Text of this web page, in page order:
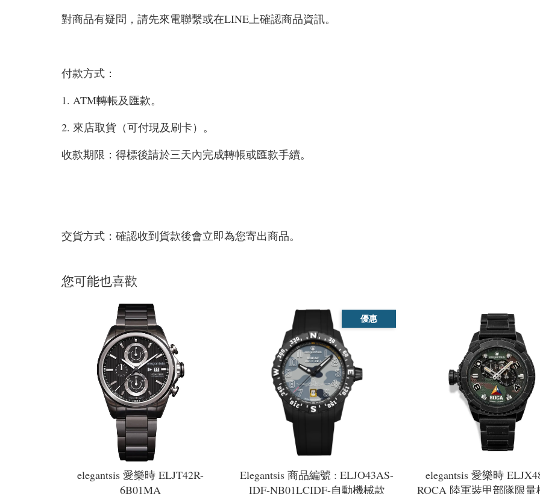
對商品有疑問，請先來電聯繫或在LINE上確認商品資訊。
付款方式：
1. ATM轉帳及匯款。
2. 來店取貨（可付現及刷卡）。
收款期限：得標後請於三天內完成轉帳或匯款手續。
交貨方式：確認收到貨款後會立即為您寄出商品。
您可能也喜歡
elegantsis 愛樂時 ELJT42R-
6B01MA
優惠
Elegantsis 商品編號 : ELJO43AS-
IDF-NB01LCIDF-自動機械款
elegantsis 愛樂時
ROCA 陸軍裝甲部隊限量